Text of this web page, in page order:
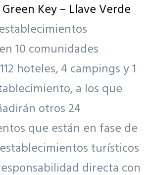
Green Key – Llave Verde
10 comunidades
hoteles, 4 campings y 1
a los que
otros 24
que están en fase de
turísticos
directa con